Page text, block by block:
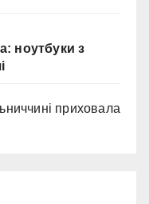
ноутбуки з
приховала